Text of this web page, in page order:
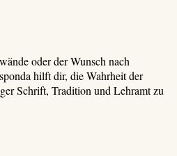
oder der Wunsch nach
hilft dir, die Wahrheit der
Schrift, Tradition und Lehramt zu